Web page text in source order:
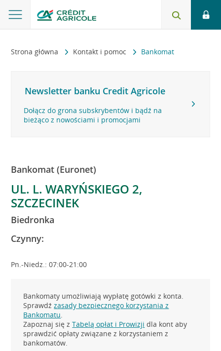
Strona główna Kontakt i pomoc Bankomat
Newsletter banku Credit Agricole
Dołącz do grona subskrybentów i bądź na
bieżąco z nowościami i promocjami
Bankomat (Euronet)
UL. L. WARYŃSKIEGO 2,
SZCZECINEK
Biedronka
Czynny:
Pn.-Niedz.: 07:00-21:00
Bankomaty umożliwiają wypłatę gotówki z konta.
Sprawdźzasady bezpiecznego korzystania z
Bankomatu.
Zapoznaj się zTabelą opłat i Prowizji dla kont aby
sprawdzić opłaty związane z korzystaniem z
bankomatów.